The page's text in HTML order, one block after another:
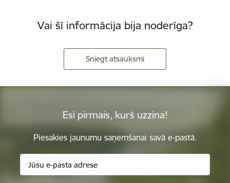
Vai šī informācija bija noderīga?
Sniegt atsauksmi
Esi pirmais, kurš uzzina!
Piesakies jaunumu saņemšanai savā e-pastā.